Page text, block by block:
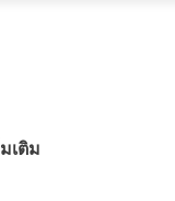
ครื่องเสมือน
เติม
60 วัน (รุ่น
เครดิต